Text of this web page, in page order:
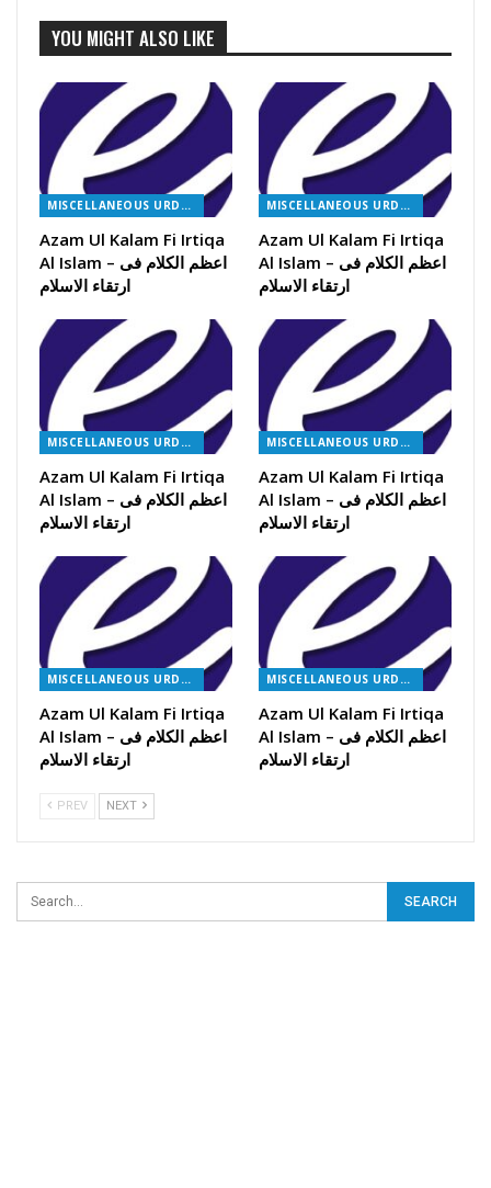
YOU MIGHT ALSO LIKE
MISCELLANEOUS URDU BOOKS
Azam Ul Kalam Fi Irtiqa
Al Islam – اعظم الکلام فی
ارتقاء الاسلام
MISCELLANEOUS URDU BOOKS
Azam Ul Kalam Fi Irtiqa
Al Islam – اعظم الکلام فی
ارتقاء الاسلام
MISCELLANEOUS URDU BOOKS
Azam Ul Kalam Fi Irtiqa
Al Islam – اعظم الکلام فی
ارتقاء الاسلام
MISCELLANEOUS URDU BOOKS
Azam Ul Kalam Fi Irtiqa
Al Islam – اعظم الکلام فی
ارتقاء الاسلام
MISCELLANEOUS URDU BOOKS
Azam Ul Kalam Fi Irtiqa
Al Islam – اعظم الکلام فی
ارتقاء الاسلام
MISCELLANEOUS URDU BOOKS
Azam Ul Kalam Fi Irtiqa
Al Islam – اعظم الکلام فی
ارتقاء الاسلام
PREV NEXT